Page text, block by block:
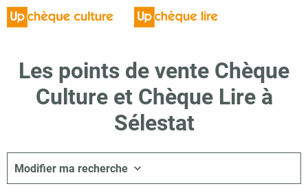
Les points de vente Chèque
Culture et Chèque Lire à
Sélestat
Modifier ma recherche